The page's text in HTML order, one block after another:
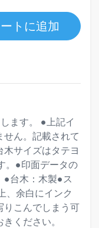
トに追加
ます。 ●上記イ
せん。記載されて
サイズはタテヨ
。●印面データの
●台木：木製●ス
、余白にインク
りこんでしまう可
ください。